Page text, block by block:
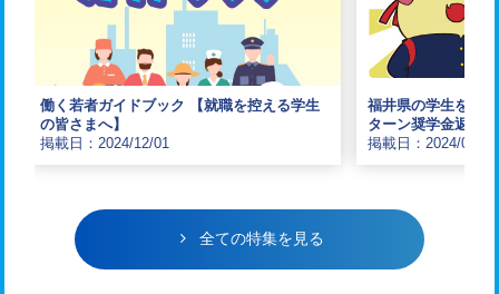
働く若者ガイドブック 【就職を控える学生
の皆さまへ】
掲載日：2024/12/01
福井県の学生を応
ターン奨学金返還
掲載日：2024/04/01
全ての特集を見る